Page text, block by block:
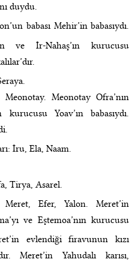
duydu.
babası Mehir’in babasıydı.
ve İr-Nahaş’ın kurucusu
Meonotay Ofra’nın
kurucusu Yoav’ın babasıydı.
İru, Ela, Naam.
Tirya, Asarel.
Meret, Efer, Yalon. Meret’in
ve Eştemoa’nın kurucusu
evlendiği firavunun kızı
Meret’in Yahudalı karısı,